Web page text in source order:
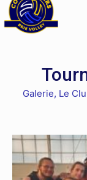
Galerie, Le